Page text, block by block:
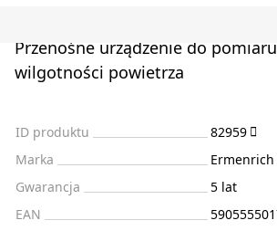
Przenośne urządzenie do
wilgotności powietrza
ID produktu
82959
Marka
Ermenrich
Gwarancja
5 lat
EAN